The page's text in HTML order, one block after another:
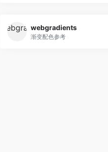
webgradients
渐变配色参考